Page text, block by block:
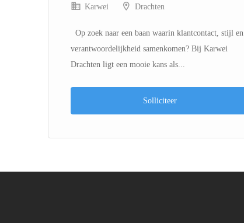
Karwei Drachten
Op zoek naar een baan waarin klantcontact, stijl en
verantwoordelijkheid samenkomen? Bij Karwei
Drachten ligt een mooie kans als...
Solliciteer